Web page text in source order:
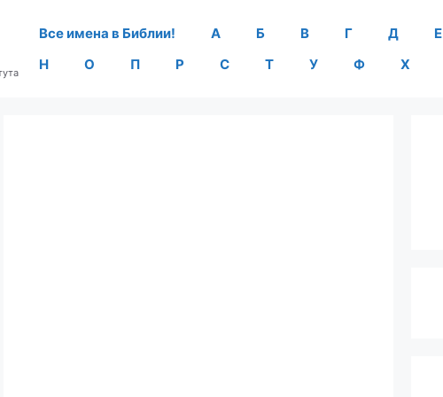
Все имена в Библии! А Б В Г Д Е
Н
О П Р С Т У Ф Х